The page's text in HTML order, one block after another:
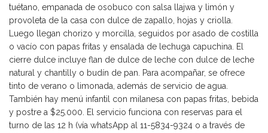
tuétano, empanada de osobuco con salsa llajwa y limón y
provoleta de la casa con dulce de zapallo, hojas y criolla.
Luego llegan chorizo y morcilla, seguidos por asado de costilla
o vacío con papas fritas y ensalada de lechuga capuchina. El
cierre dulce incluye flan de dulce de leche con dulce de leche
natural y chantilly o budín de pan. Para acompañar, se ofrece
tinto de verano o limonada, además de servicio de agua.
También hay menú infantil con milanesa con papas fritas, bebida
y postre a $25.000. El servicio funciona con reservas para el
turno de las 12 h (vía whatsApp al 11-5834-9324 o a través de